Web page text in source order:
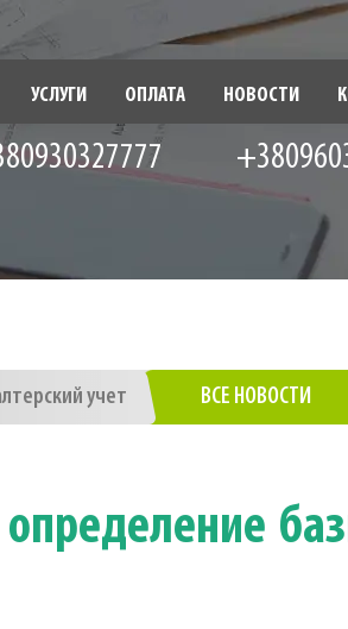
УСЛУГИ ОПЛАТА НОВОСТИ
учет ВСЕ НОВОСТИ